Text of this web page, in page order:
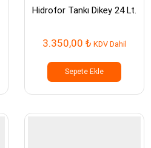
Hidrofor Tankı Dikey 24 Lt.
3.350,00 ₺ KDV Dahil
Sepete Ekle